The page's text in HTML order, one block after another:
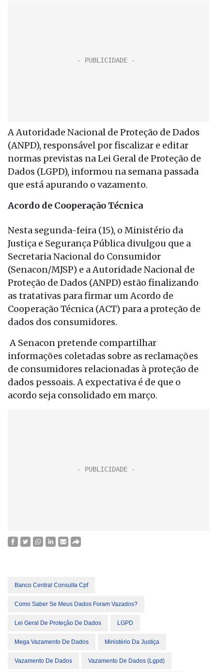
A Autoridade Nacional de Proteção de Dados
(ANPD), responsável por fiscalizar e editar
normas previstas na Lei Geral de Proteção de
Dados (LGPD), informou na semana passada
que está apurando o vazamento.
Acordo de Cooperação Técnica
Nesta segunda-feira (15), o Ministério da
Justiça e Segurança Pública divulgou que a
Secretaria Nacional do Consumidor
(Senacon/MJSP) e a Autoridade Nacional de
Proteção de Dados (ANPD) estão finalizando
as tratativas para firmar um Acordo de
Cooperação Técnica (ACT) para a proteção de
dados dos consumidores.
A Senacon pretende compartilhar
informações coletadas sobre as reclamações
de consumidores relacionadas à proteção de
dados pessoais. A expectativa é de que o
acordo seja consolidado em março.
Banco Central Consulta Cpf
Como Saber Se Meus Dados Foram Vazados?
Lei Geral De Proteçâo De Dados LGPD
Mega Vazamento De Dados Ministério Da Justiça
Vazamento De Dados Vazamento De Dados (lgpd)